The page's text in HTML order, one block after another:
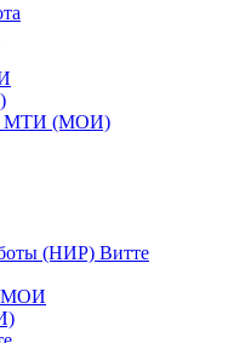
и МТИ (МОИ)
(НИР) Витте
МОИ